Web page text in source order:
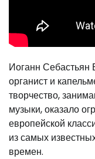
Иоганн
органист и
творчество,
музыки, оказало
европейской
из самых
времен.